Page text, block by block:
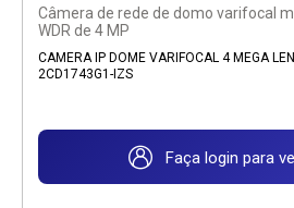
Câmera de rede de domo varifocal
WDR de 4 MP
CAMERA IP DOME VARIFOCAL 4 MEGA
2CD1743G1-IZS
Faça login para